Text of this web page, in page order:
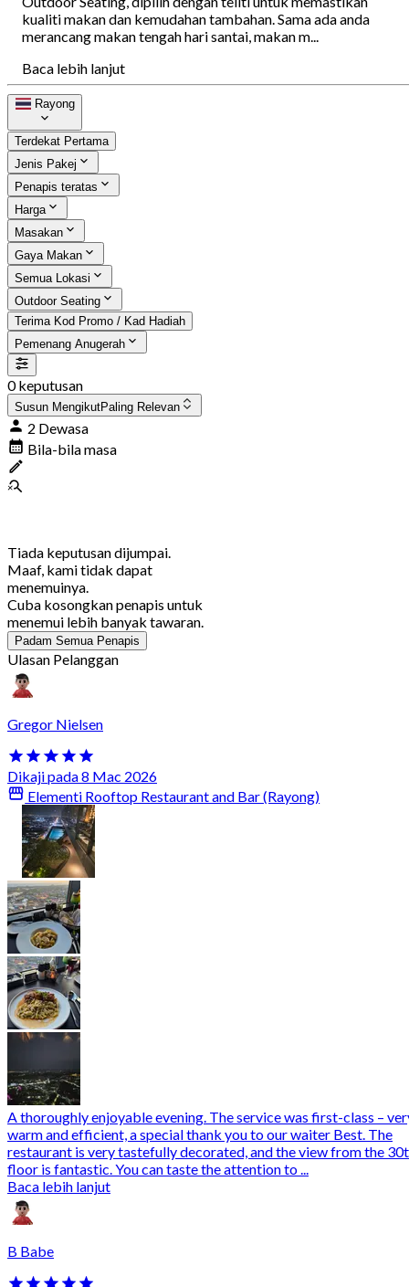
kualiti makan dan kemudahan tambahan. Sama ada anda
merancang makan tengah hari santai, makan m...
Baca lebih lanjut
Rayong
Terdekat Pertama
Jenis Pakej
Penapis teratas
Harga
Masakan
Gaya Makan
Semua Lokasi
Outdoor Seating
Terima Kod Promo / Kad Hadiah
Pemenang Anugerah
0 keputusan
Susun MengikutPaling Relevan
2 Dewasa
Bila-bila masa
Tiada keputusan dijumpai.
Maaf, kami tidak dapat
menemuinya.
Cuba kosongkan penapis untuk
menemui lebih banyak tawaran.
Padam Semua Penapis
Ulasan Pelanggan
Gregor Nielsen
Dikaji pada 8 Mac 2026
Elementi Rooftop Restaurant and Bar (Rayong)
A thoroughly enjoyable evening. The service was first-class –
warm and efficient, a special thank you to our waiter Best. The
restaurant is very tastefully decorated, and the view from the
floor is fantastic. You can taste the attention to ...
Baca lebih lanjut
B Babe